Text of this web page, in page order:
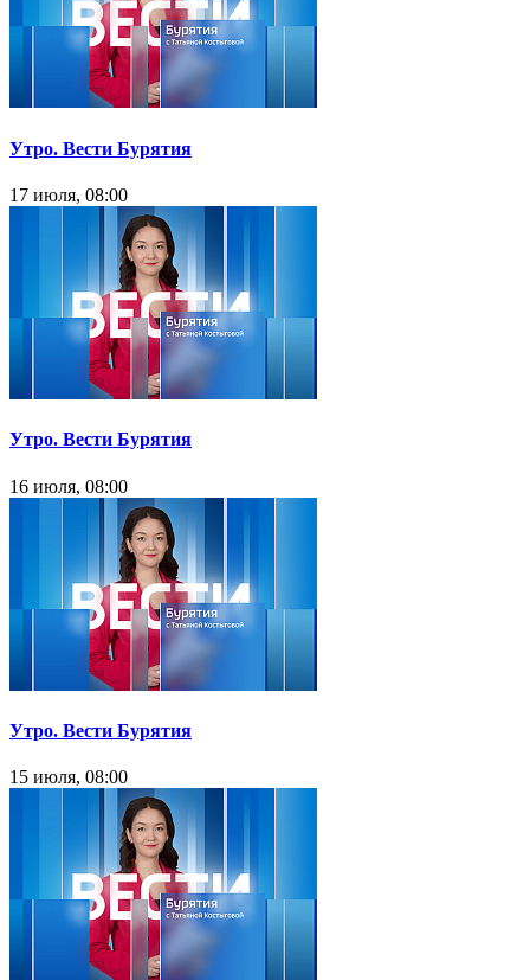
Утро. Вести Бурятия
17 июля, 08:00
Утро. Вести Бурятия
16 июля, 08:00
Утро. Вести Бурятия
15 июля, 08:00